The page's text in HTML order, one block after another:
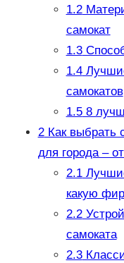
1.2
самокат
1.3
1.4
самокатов
1.58
2Как выбрать
для города –
2.1
какую
2.2
самоката
2.3